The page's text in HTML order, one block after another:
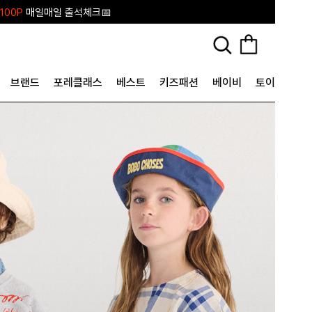
매일매일 출석체크📅
브랜드 포레클래스 베스트 키즈패션 베이비 토이&굿즈